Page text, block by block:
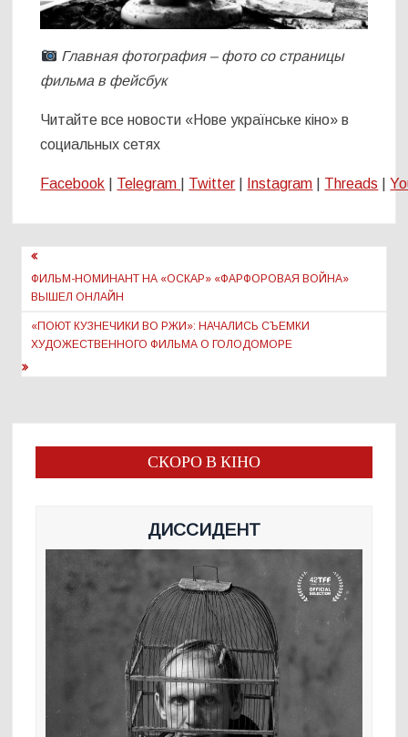
Главная фотография – фото со страницы
фильма в фейсбук
Читайте все новости «Нове українське кіно» в
социальных сетях
Facebook Telegram Twitter Instagram Threads |
Навигация
по
записям
ФИЛЬМ-НОМИНАНТ НА «ОСКАР» «ФАРФОРОВАЯ ВОЙНА»
ВЫШЕЛ ОНЛАЙН
«ПОЮТ КУЗНЕЧИКИ ВО РЖИ»: НАЧАЛИСЬ СЪЕМКИ
ХУДОЖЕСТВЕННОГО ФИЛЬМА О ГОЛОДОМОРЕ
СКОРО В КІНО
ДИССИДЕНТ